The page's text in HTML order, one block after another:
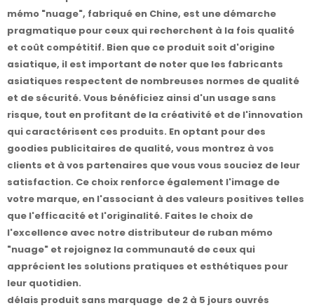
mémo "nuage", fabriqué en Chine, est une démarche
pragmatique pour ceux qui recherchent à la fois qualité
et coût compétitif. Bien que ce produit soit d'origine
asiatique, il est important de noter que les fabricants
asiatiques respectent de nombreuses normes de qualité
et de sécurité. Vous bénéficiez ainsi d'un usage sans
risque, tout en profitant de la créativité et de l'innovation
qui caractérisent ces produits. En optant pour des
goodies publicitaires de qualité, vous montrez à vos
clients et à vos partenaires que vous vous souciez de leur
satisfaction. Ce choix renforce également l'image de
votre marque, en l'associant à des valeurs positives telles
que l'efficacité et l'originalité. Faites le choix de
l'excellence avec notre distributeur de ruban mémo
"nuage" et rejoignez la communauté de ceux qui
apprécient les solutions pratiques et esthétiques pour
leur quotidien.
délais produit sans marquage de 2 à 5 jours ouvrés